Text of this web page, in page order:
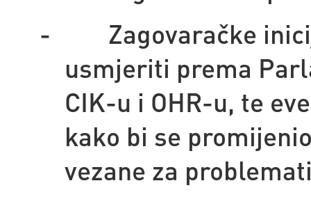
-
Zagovaračke
usmjeriti prema
CIK-u i OHR-u, te
kako bi se
vezane za